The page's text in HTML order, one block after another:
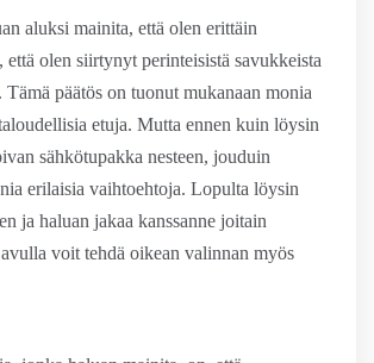
aluksi mainita, että olen erittäin
olen siirtynyt perinteisistä savukkeista
Tämä päätös on tuonut mukanaan monia
etuja. Mutta ennen kuin löysin
sähkötupakka nesteen, jouduin
erilaisia vaihtoehtoja. Lopulta löysin
ja haluan jakaa kanssanne joitain
voit tehdä oikean valinnan myös